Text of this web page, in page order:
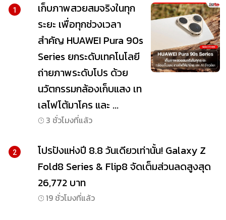
1
เก็บภาพสวยสมจริงในทุก
ระยะ เพื่อทุกช่วงเวลา
สำคัญ HUAWEI Pura 90s
Series ยกระดับเทคโนโลยี
ถ่ายภาพระดับโปร ด้วย
นวัตกรรมกล้องเก็บแสง เท
เลโฟโต้มาโคร และ ...
3 ชั่วโมงที่แล้ว
2
โปรปังแห่งปี 8.8 วันเดียวเท่านั้น! Galaxy Z
Fold8 Series & Flip8 จัดเต็มส่วนลดสูงสุด
26,772 บาท
19 ชั่วโมงที่แล้ว